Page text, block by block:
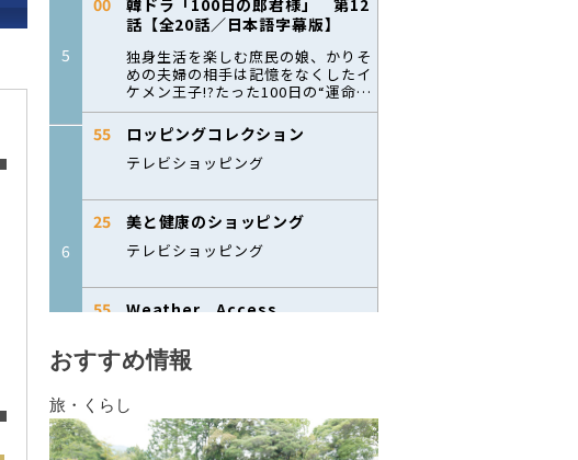
おすすめ情報
旅・くらし